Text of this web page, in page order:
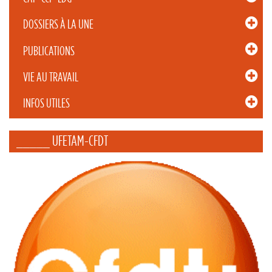
DOSSIERS À LA UNE
PUBLICATIONS
VIE AU TRAVAIL
INFOS UTILES
_____ UFETAM-CFDT